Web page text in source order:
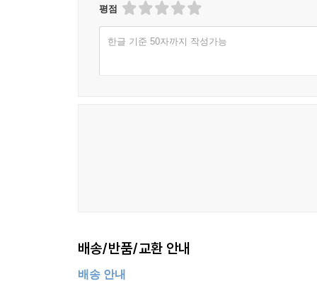
평점
한글 기준 50자까지 작성가능
배송/반품/교환 안내
배송 안내